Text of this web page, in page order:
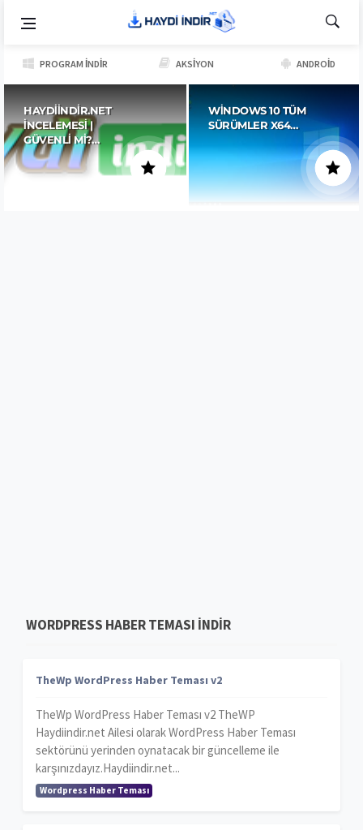
PROGRAM İNDIR AKSIYON ANDROID
HAYDIINDIR.NET
İNCELEMESI |
GÜVENLI MI?…
WINDOWS 10 TÜM
SÜRÜMLER X64…
WORDPRESS HABER TEMASI INDIR
TheWp WordPress Haber Teması v2
TheWp WordPress Haber Teması v2 TheWP
Haydiindir.net Ailesi olarak WordPress Haber Teması
sektörünü yerinden oynatacak bir güncelleme ile
karşınızdayız.Haydiindir.net...
Wordpress Haber Teması